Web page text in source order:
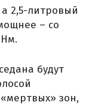
2,5-литровый
– со
Нм.
будут
зон,